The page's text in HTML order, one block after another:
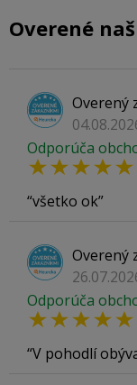
Overené
Overený
Odporúča
všetko ok
Overený
Odporúča
V pohodlí